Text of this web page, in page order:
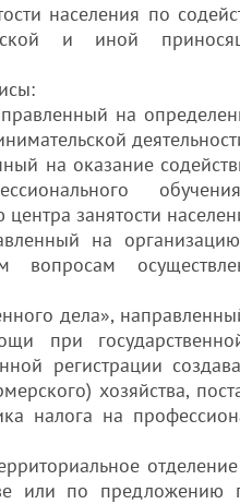
населения по
и иной
на
на оказание
занятости
на
дела»,
при
регистрации
хозяйства,
налога на
отделение
или по предложению